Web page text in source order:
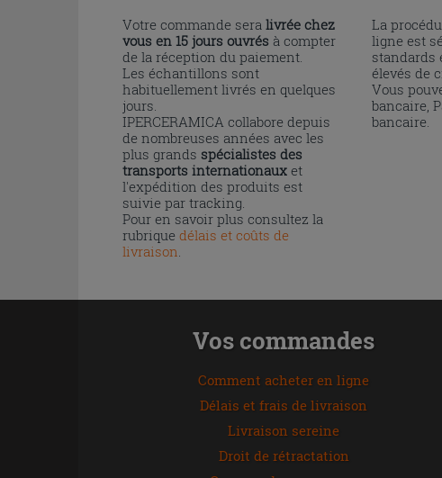
Votre commande sera livrée chez
vous en 15 jours ouvrés à compter
de la réception du paiement.
Les échantillons sont
habituellement livrés en quelques
jours.
IPERCERAMICA collabore depuis
de nombreuses années avec les
plus grands spécialistes des
transports internationaux et
l'expédition des produits est
suivie par tracking.
Pour en savoir plus consultez la
rubrique délais et coûts de
livraison.
La
ligne est
standards
élevés de
Vous
bancaire,
bancaire.
Vos commandes
Comment acheter en ligne
Délais et frais de livraison
Livraison sereine
Droit de rétractation